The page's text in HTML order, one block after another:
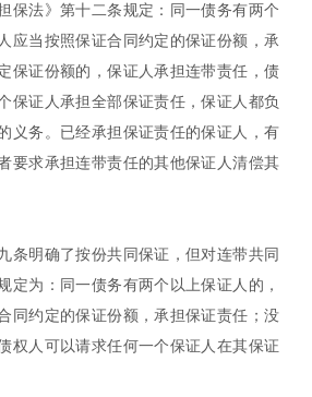
保法》第十二条规定：同一债务有两个
应当按照保证合同约定的保证份额，承
保证份额的，保证人承担连带责任，债
保证人承担全部保证责任，保证人都负
义务。已经承担保证责任的保证人，有
要求承担连带责任的其他保证人清偿其
条明确了按份共同保证，但对连带共同
定为：同一债务有两个以上保证人的，
同约定的保证份额，承担保证责任；没
权人可以请求任何一个保证人在其保证